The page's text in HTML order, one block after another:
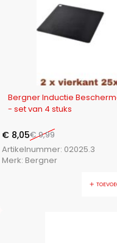
Bergner Inductie
- set van 4 stuks
€9,99
€ 8,05
Artikelnummer: 02025.3
Merk: Bergner